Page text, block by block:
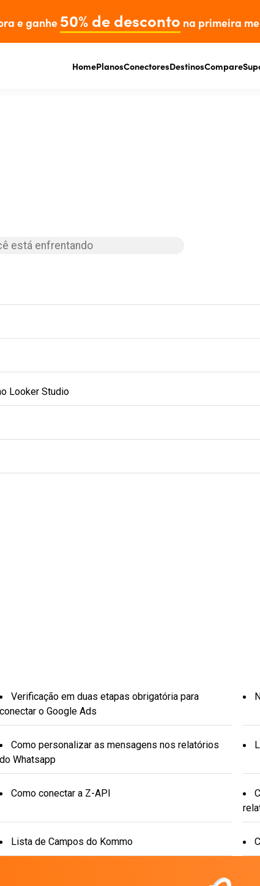
e ganhe50% de desconto na primeira
HomePlanosConectoresDestinosCompare
Looker Studio
Verificação em duas etapas obrigatória para
conectar o Google Ads
Como personalizar as mensagens nos relatórios
do Whatsapp
Como conectar a Z-API
Lista de Campos do Kommo